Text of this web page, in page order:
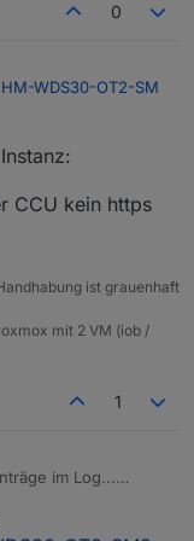
0
WDS30-OT2-SM
- alles
auch im
falsch, aber was?
CCU kein https
ist grauenhaft
mit 2 VM (iob /
1
im Log...
not possible,